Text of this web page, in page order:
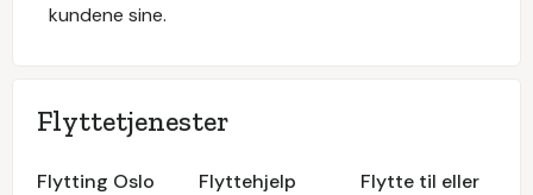
kundene sine.
Flyttetjenester
Flytting Oslo
Flyttehjelp
Flytte til eller